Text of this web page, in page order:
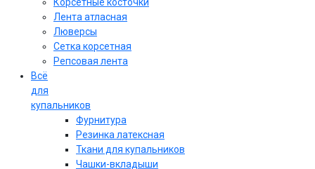
Лента атласная
Люверсы
Сетка корсетная
Репсовая лента
Всё
для
купальников
Фурнитура
Резинка латексная
Ткани для купальников
Чашки-вкладыши